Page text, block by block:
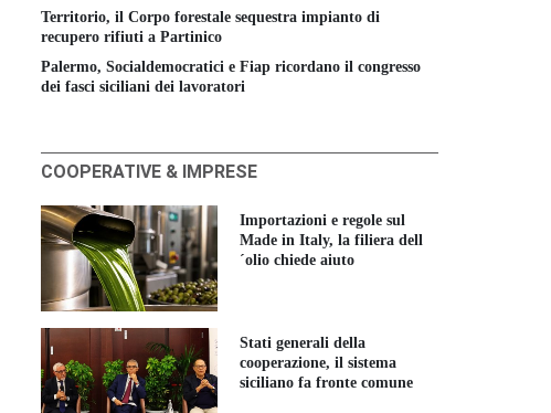
Territorio, il Corpo forestale sequestra impianto di
recupero rifiuti a Partinico
Palermo, Socialdemocratici e Fiap ricordano il congresso
dei fasci siciliani dei lavoratori
COOPERATIVE & IMPRESE
Importazioni e regole sul
Made in Italy, la filiera dell
´olio chiede aiuto
Stati generali della
cooperazione, il sistema
siciliano fa fronte comune